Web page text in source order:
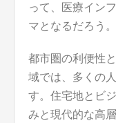
って、医療イン
マとなるだろう。
都市圏の利便性
域では、多くの
す。住宅地とビ
みと現代的な高